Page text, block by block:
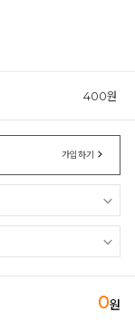
400원
가입하기
0원